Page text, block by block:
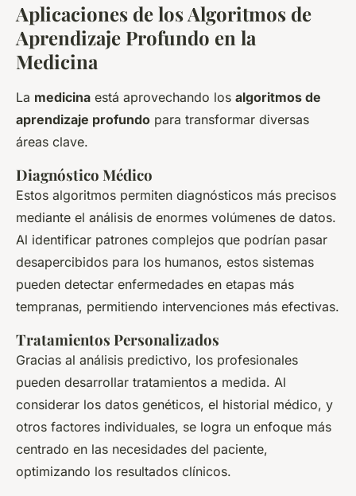
Aplicaciones de los Algoritmos de
Aprendizaje Profundo en la
Medicina
La medicina está aprovechando los algoritmos de
aprendizaje profundo para transformar diversas
áreas clave.
Diagnóstico Médico
Estos algoritmos permiten diagnósticos más precisos
mediante el análisis de enormes volúmenes de datos.
Al identificar patrones complejos que podrían pasar
desapercibidos para los humanos, estos sistemas
pueden detectar enfermedades en etapas más
tempranas, permitiendo intervenciones más efectivas.
Tratamientos Personalizados
Gracias al análisis predictivo, los profesionales
pueden desarrollar tratamientos a medida. Al
considerar los datos genéticos, el historial médico, y
otros factores individuales, se logra un enfoque más
centrado en las necesidades del paciente,
optimizando los resultados clínicos.